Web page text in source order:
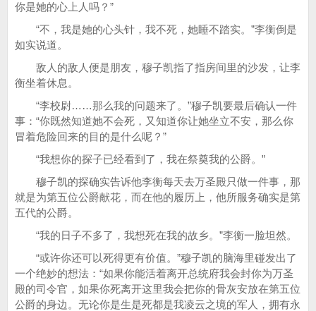
你是她的心上人吗？”
“不，我是她的心头针，我不死，她睡不踏实。”李衡倒是
如实说道。
敌人的敌人便是朋友，穆子凯指了指房间里的沙发，让李
衡坐着休息。
“李校尉……那么我的问题来了。”穆子凯要最后确认一件
事：“你既然知道她不会死，又知道你让她坐立不安，那么你
冒着危险回来的目的是什么呢？”
“我想你的探子已经看到了，我在祭奠我的公爵。”
穆子凯的探确实告诉他李衡每天去万圣殿只做一件事，那
就是为第五位公爵献花，而在他的履历上，他所服务确实是第
五代的公爵。
“我的日子不多了，我想死在我的故乡。”李衡一脸坦然。
“或许你还可以死得更有价值。”穆子凯的脑海里碰发出了
一个绝妙的想法：“如果你能活着离开总统府我会封你为万圣
殿的司令官，如果你死离开这里我会把你的骨灰安放在第五位
公爵的身边。无论你是生是死都是我凌云之境的军人，拥有永